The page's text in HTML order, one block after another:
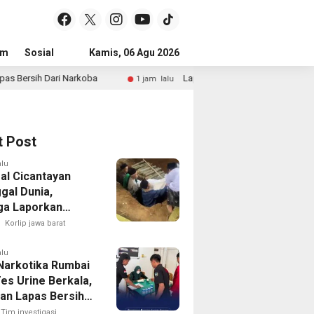
Sosial Pendidikan Politik
Kamis, 06 Agu 2026
1 jam lalu Lapas Narkotika Rumbai Perkuat Program Ketahanan
Post
Cicantayan
Dunia,
Laporkan
Tindakan Oknum
Digadaikan
Korlip jawa barat
Rumbai
Urine Berkala,
Lapas Bersih